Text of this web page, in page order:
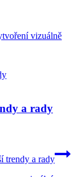
vizuálně
a rady
trendy a rady